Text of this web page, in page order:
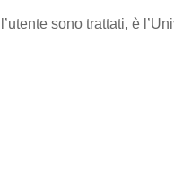
sono trattati, è